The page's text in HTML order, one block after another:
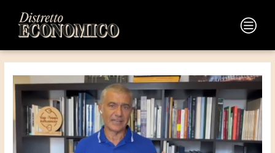
contenuto
Main
Menu
articoli